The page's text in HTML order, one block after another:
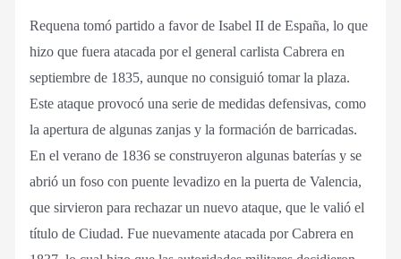
Requena tomó partido a favor de Isabel II de España, lo que
hizo que fuera atacada por el general carlista Cabrera en
septiembre de 1835, aunque no consiguió tomar la plaza.
Este ataque provocó una serie de medidas defensivas, como
la apertura de algunas zanjas y la formación de barricadas.
En el verano de 1836 se construyeron algunas baterías y se
abrió un foso con puente levadizo en la puerta de Valencia,
que sirvieron para rechazar un nuevo ataque, que le valió el
título de Ciudad. Fue nuevamente atacada por Cabrera en